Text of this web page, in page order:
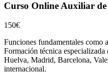
Curso Online Auxiliar
150€
Funciones fundamentales como
Formación técnica
Huelva, Madrid, Barcelona,
internacional.